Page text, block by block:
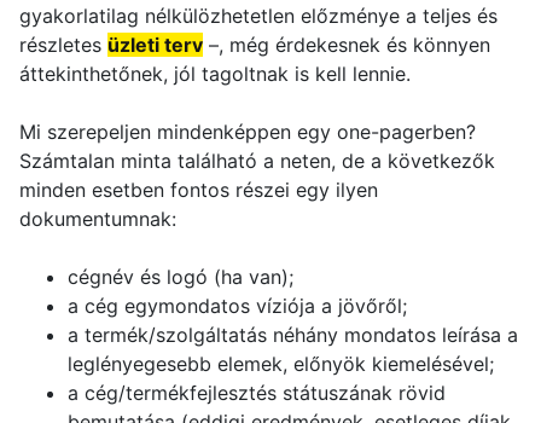
gyakorlatilag nélkülözhetetlen előzménye a teljes és
részletes üzleti terv –, még érdekesnek és könnyen
áttekinthetőnek, jól tagoltnak is kell lennie.
Mi szerepeljen mindenképpen egy one-pagerben?
Számtalan minta található a neten, de a következők
minden esetben fontos részei egy ilyen
dokumentumnak:
cégnév és logó (ha van);
a cég egymondatos víziója a jövőről;
a termék/szolgáltatás néhány mondatos leírása a
leglényegesebb elemek, előnyök kiemelésével;
a cég/termékfejlesztés státuszának rövid